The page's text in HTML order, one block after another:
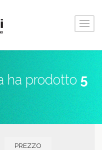
ha prodotto 5
PREZZO